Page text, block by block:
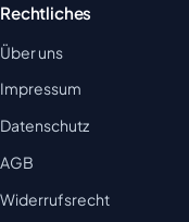
Rechtliches
Über uns
Impressum
Datenschutz
AGB
Widerrufsrecht